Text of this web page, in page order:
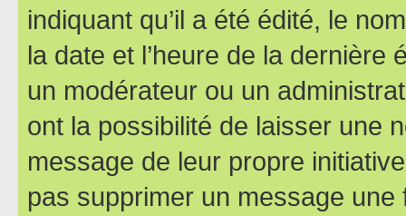
indiquant qu’il a été édité, le
la date et l’heure de la dernière
un modérateur ou un
ont la possibilité de laisser une
message de leur propre
pas supprimer un message une